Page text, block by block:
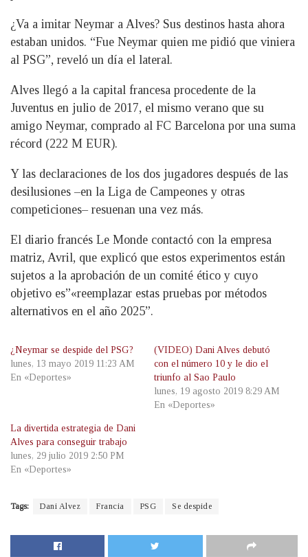
¿Va a imitar Neymar a Alves? Sus destinos hasta ahora
estaban unidos. “Fue Neymar quien me pidió que viniera
al PSG”, reveló un día el lateral.
Alves llegó a la capital francesa procedente de la
Juventus en julio de 2017, el mismo verano que su
amigo Neymar, comprado al FC Barcelona por una suma
récord (222 M EUR).
Y las declaraciones de los dos jugadores después de las
desilusiones –en la Liga de Campeones y otras
competiciones– resuenan una vez más.
El diario francés Le Monde contactó con la empresa
matriz, Avril, que explicó que estos experimentos están
sujetos a la aprobación de un comité ético y cuyo
objetivo es”«reemplazar estas pruebas por métodos
alternativos en el año 2025”.
¿Neymar se despide del PSG?
lunes, 13 mayo 2019 11:23 AM
En «Deportes»
(VIDEO) Dani Alves debutó
con el número 10 y le dio el
triunfo al Sao Paulo
lunes, 19 agosto 2019 8:29 AM
En «Deportes»
La divertida estrategia de Dani
Alves para conseguir trabajo
lunes, 29 julio 2019 2:50 PM
En «Deportes»
Tags: Dani Alvez Francia PSG Se despide